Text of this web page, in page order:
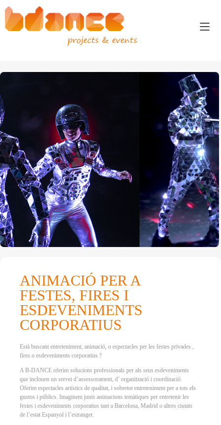
projects & events
ANIMACIÓ PER A
FESTES, FIRES I
ESDEVENIMENTS
CORPORATIUS
Està buscant entreteniment, animació, o espectacles per les festes privades ,
fires o esdeveniments corporatius ?
A B-DANCE oferim solucions professionals per als seus esdeveniments
que inclouen un servei d’assessorament, d’ organització i coordinació.
Oferim espectacles artístics de qualitat, i sobretot entreteniment per a tots els
gustos i públics. Imaginem junts animacions temàtiques per entretenir les
festes i esdeveniments corporatius tant a Barcelona, Madrid o altres ciutats
de l’estat Espanyol i l’estranger.